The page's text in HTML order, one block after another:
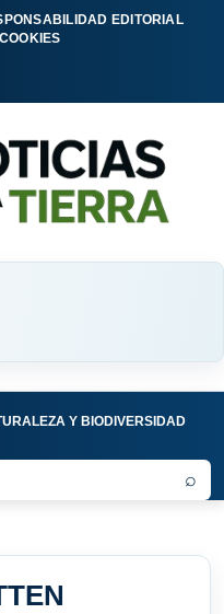
EDITORIAL
Y BIODIVERSIDAD
⌕